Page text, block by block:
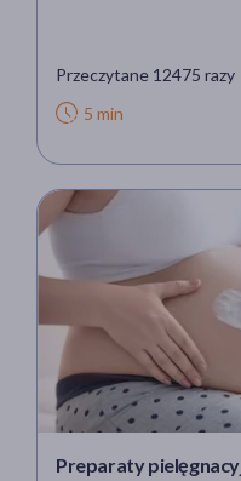
Przeczytane 12475 razy
5 min
Preparaty